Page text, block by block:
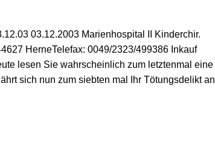
03.12.2003 Marienhospital II Kinderchir.
HerneTelefax: 0049/2323/499386 Inkauf
lesen Sie wahrscheinlich zum letztenmal eine
sich nun zum siebten mal Ihr Tötungsdelikt an